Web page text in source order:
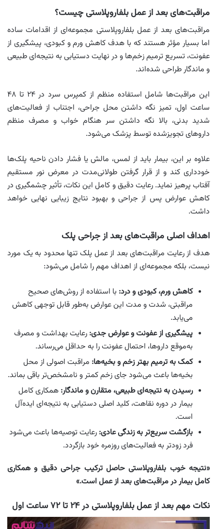
مراقبت‌های بعد از عمل بلفاروپلاستی چیست؟
مراقبت‌های بعد از عمل بلفاروپلاستی مجموعه‌ای از اقدامات ساده
اما بسیار مؤثر هستند که با هدف کاهش ورم و کبودی، پیشگیری از
عفونت، تسریع ترمیم زخم‌ها و در نهایت دستیابی به نتیجه‌ای طبیعی
و ماندگار طراحی شده‌اند.
این مراقبت‌ها شامل استفاده منظم از کمپرس سرد در ۲۴ تا ۴۸
ساعت اول، تمیز نگه داشتن محل جراحی، اجتناب از فعالیت‌های
شدید بدنی، بالا نگه داشتن سر هنگام خواب و مصرف منظم
داروهای تجویزشده توسط پزشک می‌شود.
علاوه بر این، بیمار باید از لمس، مالش یا فشار دادن ناحیه پلک‌ها
خودداری کند و از قرار گرفتن طولانی‌مدت در معرض نور مستقیم
آفتاب پرهیز نماید. رعایت دقیق و کامل این نکات، تأثیر چشمگیری در
کاهش عوارض پس از جراحی و بهبود نتایج زیبایی نهایی خواهد
داشت.
اهداف اصلی مراقبت‌های بعد از جراحی پلک
هدف از رعایت مراقبت‌های بعد از عمل پلک تنها محدود به یک مورد
نیست، بلکه مجموعه‌ای از اهداف مهم را شامل می‌شود:
کاهش ورم، کبودی و درد: با استفاده از روش‌های صحیح
مراقبتی، شدت و مدت این عوارض به‌طور قابل توجهی کاهش
می‌یابد.
پیشگیری از عفونت و عوارض جدی: رعایت بهداشت و مصرف
به‌موقع داروها، احتمال عفونت را به حداقل می‌رساند.
کمک به ترمیم بهتر زخم و بخیه‌ها: مراقبت اصولی از محل
بخیه‌ها باعث می‌شود جای زخم کمتر و نامشخص‌تر باقی بماند.
رسیدن به نتیجه‌ای طبیعی، متقارن و ماندگار: همکاری کامل
بیمار در دوره نقاهت، کلید اصلی دستیابی به نتیجه‌ای ایده‌آل
است.
بازگشت سریع‌تر به زندگی عادی: رعایت توصیه‌ها باعث می‌شود
فرد زودتر به فعالیت‌های روزمره خود بازگردد.
«نتیجه خوب بلفاروپلاستی حاصل ترکیب جراحی دقیق و همکاری
کامل بیمار در مراقبت‌های بعد از عمل است.»
نکات مهم بعد از عمل بلفاروپلاستی در ۲۴ تا ۷۲ ساعت اول